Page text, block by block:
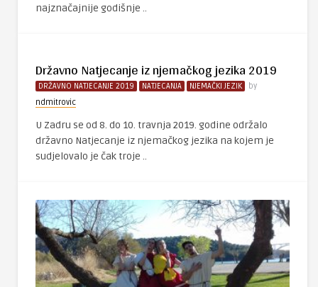
najznačajnije godišnje ..
Državno Natjecanje iz njemačkog jezika 2019
DRŽAVNO NATJECANJE 2019 NATJECANJA NJEMAČKI JEZIK
by
ndmitrovic
U Zadru se od 8. do 10. travnja 2019. godine održalo
državno Natjecanje iz njemačkog jezika na kojem je
sudjelovalo je čak troje ..